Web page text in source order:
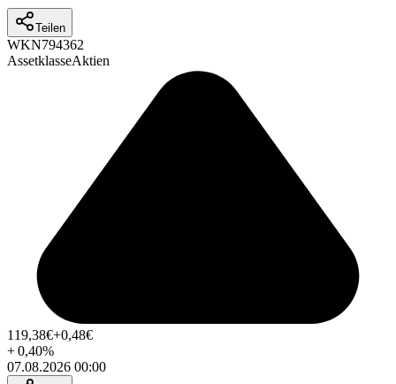
Teilen
WKN794362
AssetklasseAktien
119,38€+0,48€
+0,40%
07.08.2026 00:00